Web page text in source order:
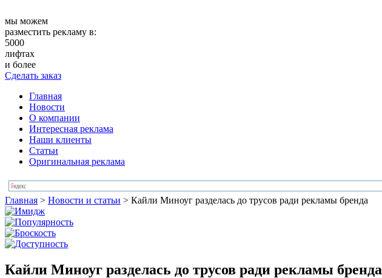
мы можем
разместить рекламу в:
5000
лифтах
и более
Сделать заказ
Главная
Новости
О компании
Интересная реклама
Наши клиенты
Статьи
Оригинальная реклама
Главная > Новости и статьи > Кайли Миноуг разделась до трусов ради рекламы бренда
Кайли Миноуг разделась до трусов ради рекламы бренда